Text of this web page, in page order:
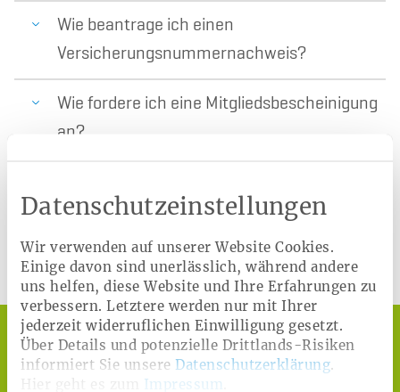
Datenschutzeinstellungen
Wir verwenden auf unserer Website Cookies.
Einige davon sind unerlässlich, während andere
uns helfen, diese Website und Ihre Erfahrungen zu
verbessern. Letztere werden nur mit Ihrer
jederzeit widerruflichen Einwilligung gesetzt.
Über Details und potenzielle Drittlands-Risiken
informiert Sie unsere Datenschutzerklärung.
Impressum
Wie beantrage ich einen
Versicherungsnummernachweis?
Wie fordere ich eine Mitgliedsbescheinigung
an?
Zum FAQ-Bereich